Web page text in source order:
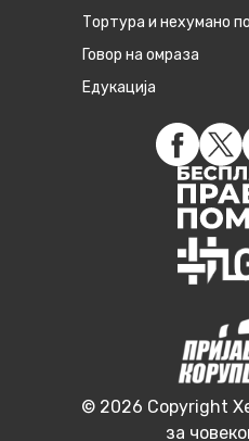
Тортура и нехумано
Говор на омраза
Едукација
© 2026 Copyright
за